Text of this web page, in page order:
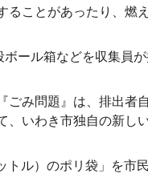
ことがあったり、燃
ール箱などを収集員
み問題』は、排出者
いわき市独自の新し
ル）のポリ袋」を市